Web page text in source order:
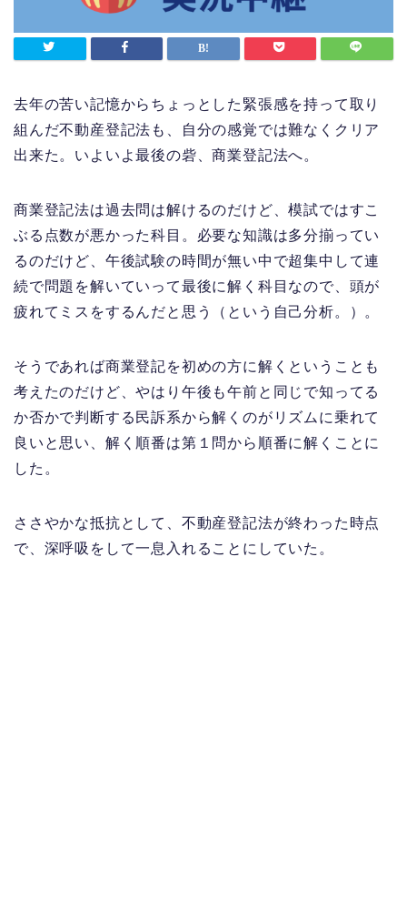
去年の苦い記憶からちょっとした緊張感を持って取り
組んだ不動産登記法も、自分の感覚では難なくクリア
出来た。いよいよ最後の砦、商業登記法へ。
商業登記法は過去問は解けるのだけど、模試ではすこ
ぶる点数が悪かった科目。必要な知識は多分揃ってい
るのだけど、午後試験の時間が無い中で超集中して連
続で問題を解いていって最後に解く科目なので、頭が
疲れてミスをするんだと思う（という自己分析。）。
そうであれば商業登記を初めの方に解くということも
考えたのだけど、やはり午後も午前と同じで知ってる
か否かで判断する民訴系から解くのがリズムに乗れて
良いと思い、解く順番は第１問から順番に解くことに
した。
ささやかな抵抗として、不動産登記法が終わった時点
で、深呼吸をして一息入れることにしていた。